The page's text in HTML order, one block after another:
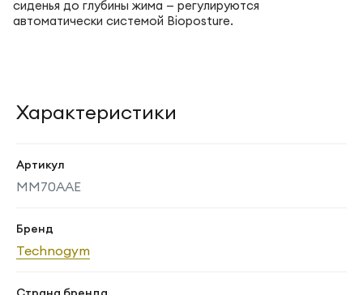
сиденья до глубины жима — регулируются
автоматически системой Bioposture.
Характеристики
Артикул
MM70AAE
Бренд
Technogym